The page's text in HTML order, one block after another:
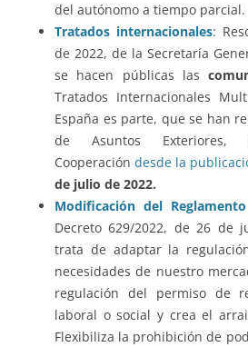
del autónomo a tiempo parcial.
Tratados internacionales:
de 2022, de la Secretaría
se hacen públicas las
Tratados Internacionales
España es parte, que se han
de Asuntos Exteriores,
Cooperacióndesde la
de julio de 2022.
Modificación del
Decreto 629/2022, de 26 de
trata de adaptar la
necesidades de nuestro
regulación del permiso de
laboral o social y crea el
Flexibiliza la prohibición de